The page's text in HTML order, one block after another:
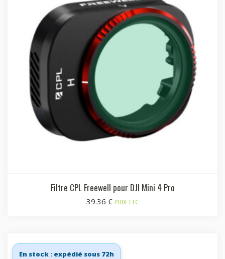
Filtre CPL Freewell pour DJI Mini 4 Pro
39.36 € PRIX TTC
En stock : expédié sous 72h